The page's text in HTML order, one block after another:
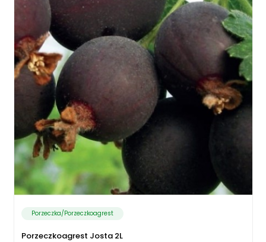
Porzeczka/Porzeczkoagrest
Porzeczkoagrest Josta 2L